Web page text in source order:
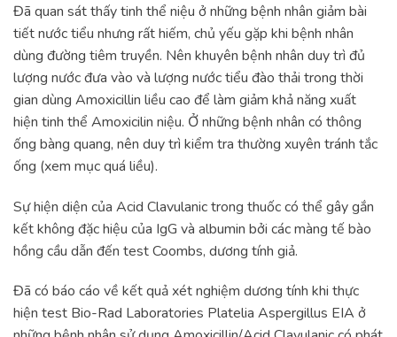
Đã quan sát thấy tinh thể niệu ở những bệnh nhân giảm bài
tiết nước tiểu nhưng rất hiếm, chủ yếu gặp khi bệnh nhân
dùng đường tiêm truyền. Nên khuyên bệnh nhân duy trì đủ
lượng nước đưa vào và lượng nước tiểu đào thải trong thời
gian dùng Amoxicillin liều cao để làm giảm khả năng xuất
hiện tinh thể Amoxicilin niệu. Ở những bệnh nhân có thông
ống bàng quang, nên duy trì kiểm tra thường xuyên tránh tắc
ống (xem mục quá liều).
Sự hiện diện của Acid Clavulanic trong thuốc có thể gây gắn
kết không đặc hiệu của IgG và albumin bởi các màng tế bào
hồng cầu dẫn đến test Coombs, dương tính giả.
Đã có báo cáo về kết quả xét nghiệm dương tính khi thực
hiện test Bio-Rad Laboratories Platelia Aspergillus EIA ở